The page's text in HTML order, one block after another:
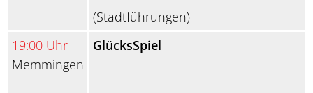
(Stadtführungen)
19:00 Uhr
Memmingen
GlücksSpiel